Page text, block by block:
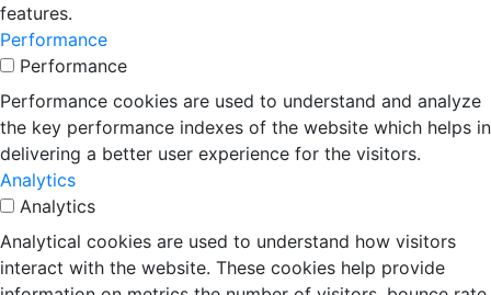
features.
Performance
Performance
Performance cookies are used to understand and analyze
the key performance indexes of the website which helps in
delivering a better user experience for the visitors.
Analytics
Analytics
Analytical cookies are used to understand how visitors
interact with the website. These cookies help provide